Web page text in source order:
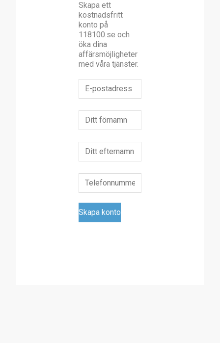
Skapa ett
kostnadsfritt
konto på
118100.se och
öka dina
affärsmöjligheter
med våra tjänster.